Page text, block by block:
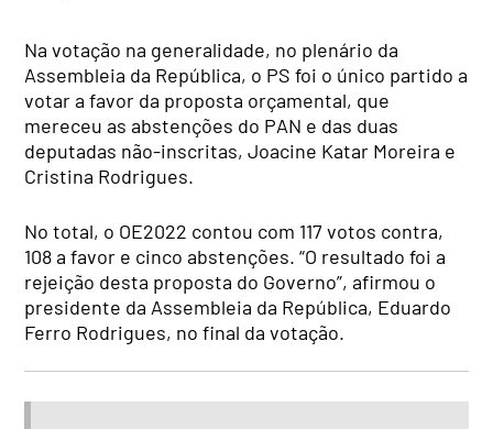
Na votação na generalidade, no plenário da
Assembleia da República, o PS foi o único partido a
votar a favor da proposta orçamental, que
mereceu as abstenções do PAN e das duas
deputadas não-inscritas, Joacine Katar Moreira e
Cristina Rodrigues.
No total, o OE2022 contou com 117 votos contra,
108 a favor e cinco abstenções. “O resultado foi a
rejeição desta proposta do Governo”, afirmou o
presidente da Assembleia da República, Eduardo
Ferro Rodrigues, no final da votação.